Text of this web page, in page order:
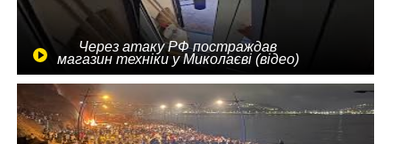
Через атаку РФ постраждав
магазин техніки у Миколаєві (відео)